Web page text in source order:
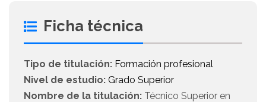
Ficha técnica
Tipo de titulación: Formación profesional
Nivel de estudio: Grado Superior
Nombre de la titulación: Técnico Superior en